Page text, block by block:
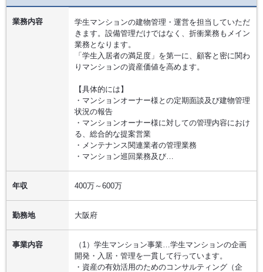
業務内容
学生マンションの建物管理・運営を担当していただ
きます。設備管理だけではなく、折衝業務もメイン
業務となります。
「学生入居者の満足度」を第一に、顧客と密に関わ
りマンションの資産価値を高めます。
【具体的には】
・マンションオーナー様との定期面談及び建物管理
状況の報告
・マンションオーナー様に対しての管理内容におけ
る、総合的な提案営業
・メンテナンス関連業者の管理業務
・マンション巡回業務及び…
年収 400万～600万
勤務地 大阪府
事業内容
（1）学生マンション事業…学生マンションの企画
開発・入居・管理を一貫して行っています。
・資産の有効活用のためのコンサルティング（企